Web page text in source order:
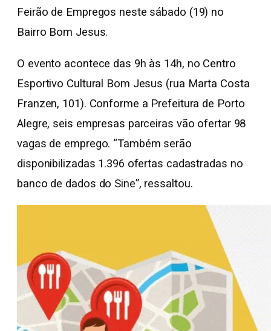
Feirão de Empregos neste sábado (19) no
Bairro Bom Jesus.
O evento acontece das 9h às 14h, no Centro
Esportivo Cultural Bom Jesus (rua Marta Costa
Franzen, 101). Conforme a Prefeitura de Porto
Alegre, seis empresas parceiras vão ofertar 98
vagas de emprego. “Também serão
disponibilizadas 1.396 ofertas cadastradas no
banco de dados do Sine”, ressaltou.